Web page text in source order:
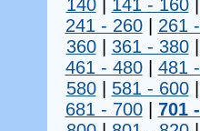
140| 141 - 160
241 - 260| 261
360| 361 - 380
461 - 480| 481
580| 581 - 600
681 - 700| 701